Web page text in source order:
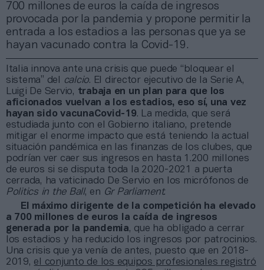
700 millones de euros la caída de ingresos
provocada por la pandemia y propone permitir la
entrada a los estadios a las personas que ya se
hayan vacunado contra la Covid-19.
Italia innova ante una crisis que puede “bloquear el
sistema” del
calcio. El director ejecutivo de la Serie A,
Luigi De Servio, trabaja en un plan para que los
aficionados vuelvan a los estadios, eso sí, una vez
hayan sido vacunaCovid-19. La medida, que será
estudiada junto con el Gobierno italiano, pretende
mitigar el enorme impacto que está teniendo la actual
situación pandémica en las finanzas de los clubes, que
podrían ver caer sus ingresos en hasta 1.200 millones
de euros si se disputa toda la 2020-2021 a puerta
cerrada, ha vaticinado De Servio en los micrófonos de
Politics in the Ball, en Gr Parliament.
El máximo dirigente de la competición ha elevado
a 700 millones de euros la caída de ingresos
generada por la pandemia, que ha obligado a cerrar
los estadios y ha reducido los ingresos por patrocinios.
Una crisis que ya venía de antes, puesto que en 2018-
2019, el conjunto de los equipos profesionales registró